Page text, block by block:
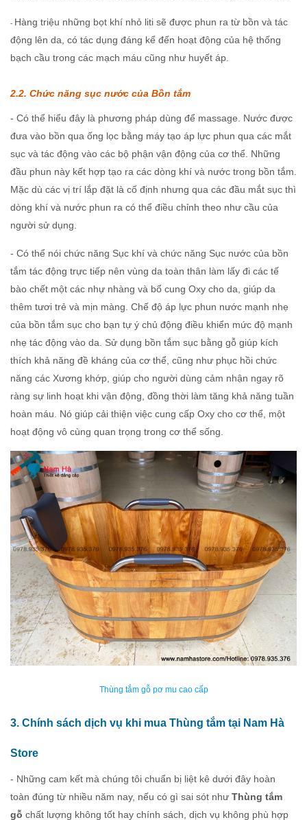
- Hàng triệu những bọt khí nhỏ liti sẽ được phun ra từ bồn và tác
động lên da, có tác dụng đáng kể đến hoạt động của hệ thống
bạch cầu trong các mạch máu cũng như huyết áp.
2.2. Chức năng sục nước của Bồn tắm
- Có thể hiểu đây là phương pháp dùng để massage. Nước được
đưa vào bồn qua ống lọc bằng máy tạo áp lực phun qua các mắt
sục và tác động vào các bộ phận vận động của cơ thể. Những
đầu phun này kết hợp tạo ra các dòng khí và nước trong bồn tắm.
Mặc dù các vị trí lắp đặt là cố định nhưng qua các đầu mắt sục thì
dòng khí và nước phun ra có thể điều chỉnh theo như cầu của
người sử dụng.
- Có thể nói chức năng Sục khí và chức năng Sục nước của bồn
tắm tác động trực tiếp nên vùng da toàn thân làm lấy đi các tế
bào chết một các nhự nhàng và bổ cung Oxy cho da, giúp da
thêm tươi trẻ và mịn màng. Chế độ áp lực phun nước mạnh nhẹ
của bồn tắm sục cho bạn tự ý chủ động điều khiển mức độ mạnh
nhẹ tác động vào da. Sử dụng bồn tắm sục bằng gỗ giúp kích
thích khả năng đề kháng của cơ thể, cũng như phục hồi chức
năng các Xương khớp, giúp cho người dùng cảm nhận ngay rõ
ràng sự linh hoạt khi vận động, đồng thời làm tăng khả năng tuần
hoàn máu. Nó giúp cải thiện việc cung cấp Oxy cho cơ thể, một
hoạt động vô cùng quan trọng trong cơ thể sống.
Thùng tắm gỗ pơ mu cao cấp
3. Chính sách dịch vụ khi mua Thùng tắm tại Nam Hà
Store
- Những cam kết mà chúng tôi chuẩn bị liệt kê dưới đây hoàn
toàn đúng từ nhiều năm nay, nếu có gì sai sót như Thùng tắm
gỗ chất lượng không tốt hay chính sách, dịch vụ không phù hợp